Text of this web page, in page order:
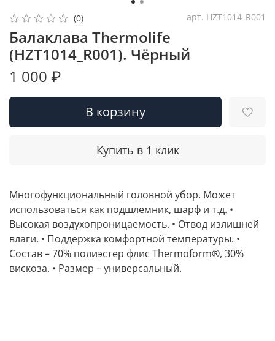
(0) арт. HZT1014_R001
Балаклава Thermolife
(HZT1014_R001). Чёрный
1 000 ₽
В корзину
Купить в 1 клик
Многофункциональный головной убор. Может
использоваться как подшлемник, шарф и т.д. •
Высокая воздухопроницаемость. • Отвод излишней
влаги. • Поддержка комфортной температуры. •
Состав – 70% полиэстер флис Thermoform®, 30%
вискоза. • Размер – универсальный.